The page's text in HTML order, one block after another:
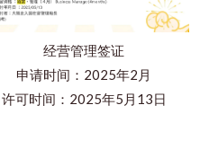
经营管理签证
申请时间：2025年2月
许可时间：2025年5月13日